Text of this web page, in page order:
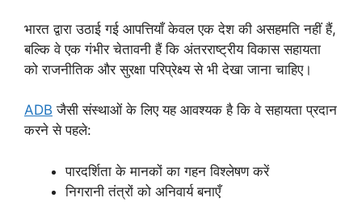
भारत द्वारा उठाई गई आपत्तियाँ केवल एक देश की असहमति नहीं हैं,
बल्कि वे एक गंभीर चेतावनी हैं कि अंतरराष्ट्रीय विकास सहायता
को राजनीतिक और सुरक्षा परिप्रेक्ष्य से भी देखा जाना चाहिए।
ADB जैसी संस्थाओं के लिए यह आवश्यक है कि वे सहायता प्रदान
करने से पहले:
पारदर्शिता के मानकों का गहन विश्लेषण करें
निगरानी तंत्रों को अनिवार्य बनाएँ